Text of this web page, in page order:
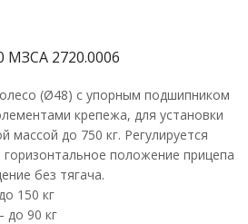
МЗСА 2720.0006
(Ø48) с упорным подшипником
крепежа, для установки
до 750 кг. Регулируется
положение прицепа
без тягача.
150 кг
до 90 кг